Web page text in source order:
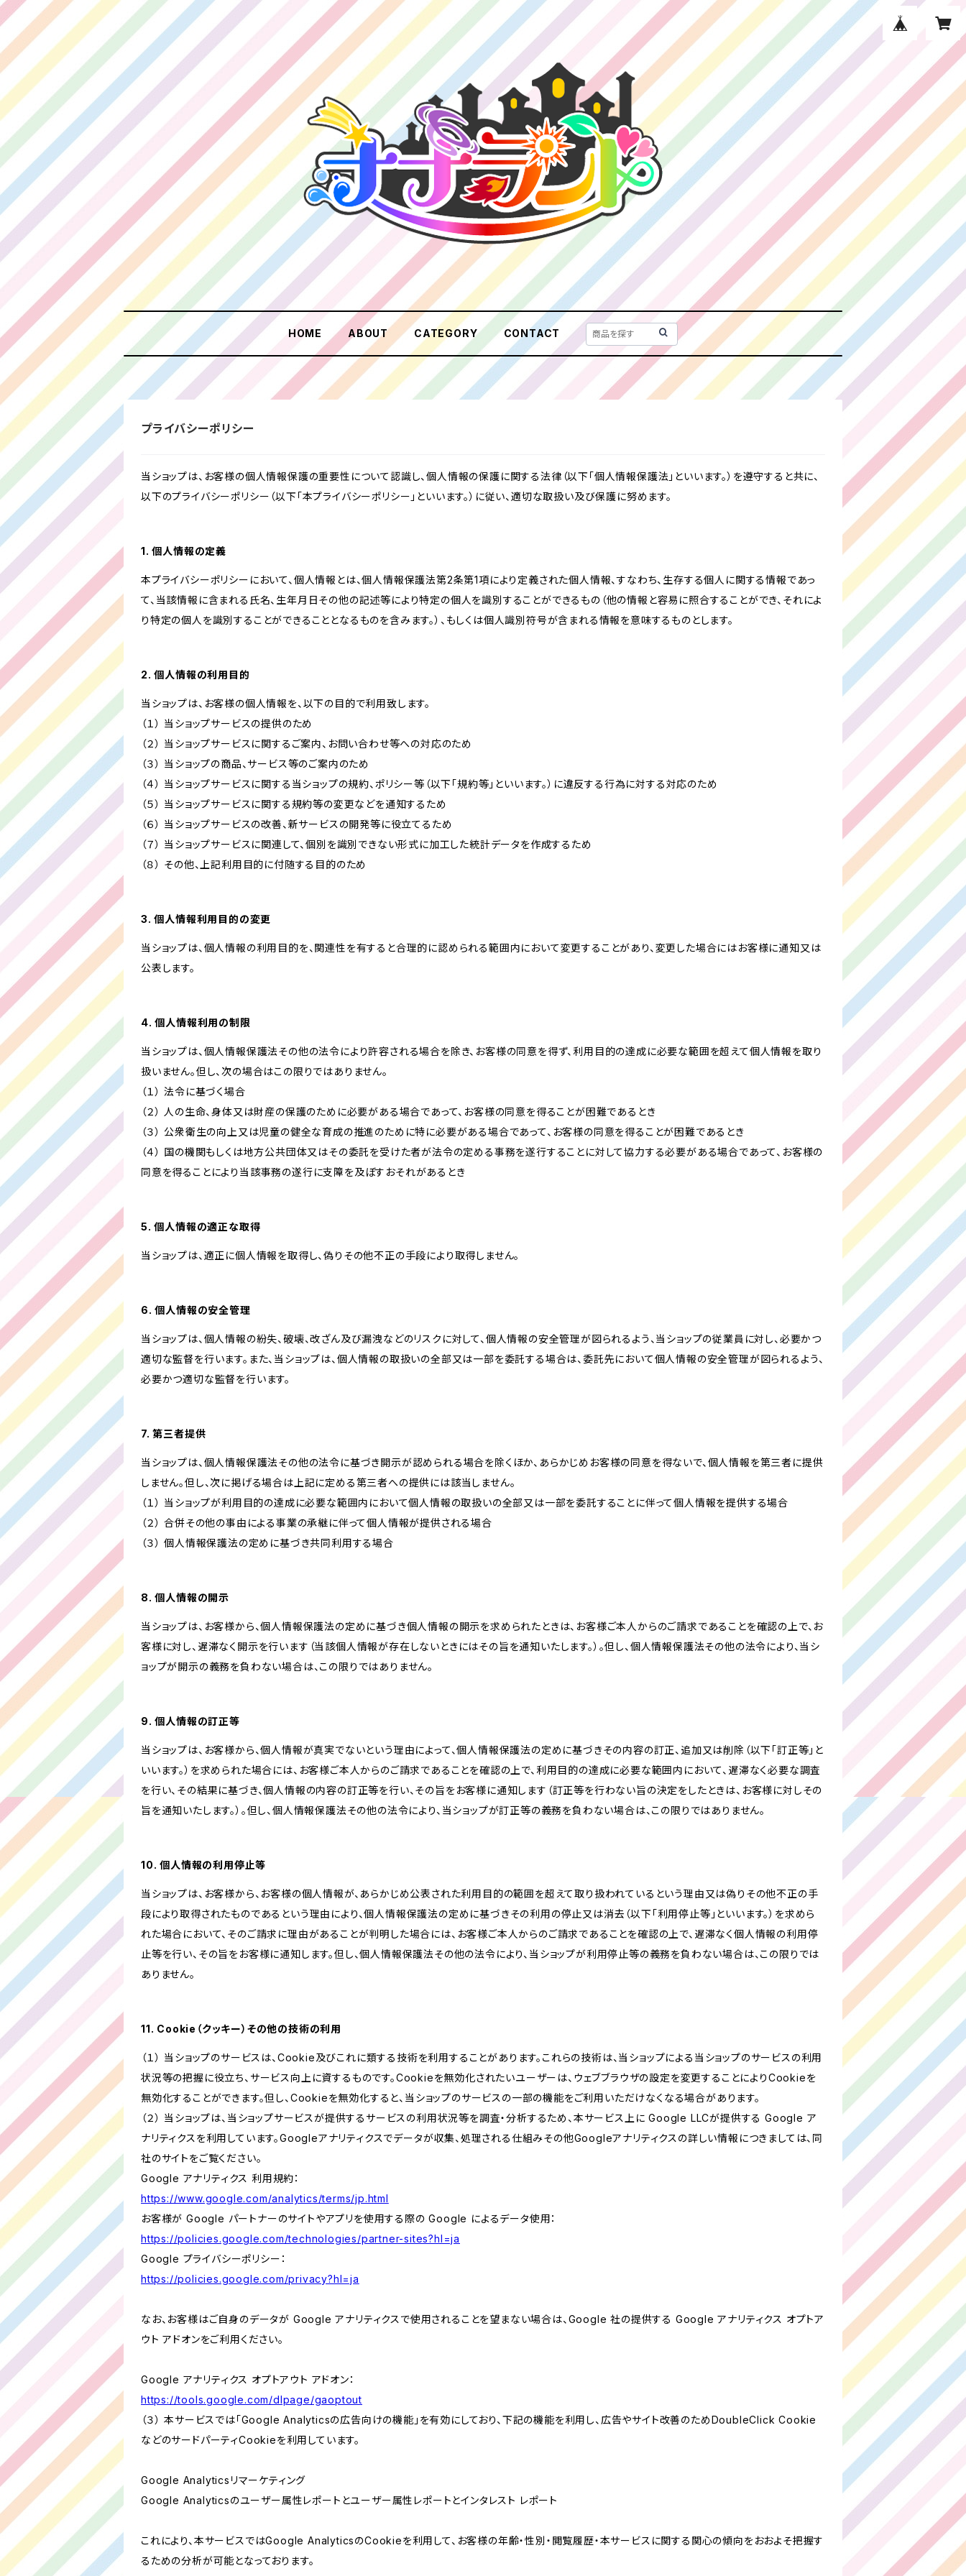
HOME ABOUT CATEGORY CONTACT
プライバシーポリシー
当ショップは、お客様の個人情報保護の重要性について認識し、個人情報の保護に関する法律（以下「個人情報保護法」といいます。）を遵守すると共に、
以下のプライバシーポリシー（以下「本プライバシーポリシー」といいます。）に従い、適切な取扱い及び保護に努めます。
1. 個人情報の定義
本プライバシーポリシーにおいて、個人情報とは、個人情報保護法第2条第1項により定義された個人情報、すなわち、生存する個人に関する情報であっ
て、当該情報に含まれる氏名、生年月日その他の記述等により特定の個人を識別することができるもの（他の情報と容易に照合することができ、それによ
り特定の個人を識別することができることとなるものを含みます。）、もしくは個人識別符号が含まれる情報を意味するものとします。
2. 個人情報の利用目的
当ショップは、お客様の個人情報を、以下の目的で利用致します。
（１） 当ショップサービスの提供のため
（２） 当ショップサービスに関するご案内、お問い合わせ等への対応のため
（３） 当ショップの商品、サービス等のご案内のため
（４） 当ショップサービスに関する当ショップの規約、ポリシー等（以下「規約等」といいます。）に違反する行為に対する対応のため
（５） 当ショップサービスに関する規約等の変更などを通知するため
（６） 当ショップサービスの改善、新サービスの開発等に役立てるため
（７） 当ショップサービスに関連して、個別を識別できない形式に加工した統計データを作成するため
（８） その他、上記利用目的に付随する目的のため
3. 個人情報利用目的の変更
当ショップは、個人情報の利用目的を、関連性を有すると合理的に認められる範囲内において変更することがあり、変更した場合にはお客様に通知又は
公表します。
4. 個人情報利用の制限
当ショップは、個人情報保護法その他の法令により許容される場合を除き、お客様の同意を得ず、利用目的の達成に必要な範囲を超えて個人情報を取り
扱いません。但し、次の場合はこの限りではありません。
（１） 法令に基づく場合
（２） 人の生命、身体又は財産の保護のために必要がある場合であって、お客様の同意を得ることが困難であるとき
（３） 公衆衛生の向上又は児童の健全な育成の推進のために特に必要がある場合であって、お客様の同意を得ることが困難であるとき
（４） 国の機関もしくは地方公共団体又はその委託を受けた者が法令の定める事務を遂行することに対して協力する必要がある場合であって、お客様の
同意を得ることにより当該事務の遂行に支障を及ぼすおそれがあるとき
5. 個人情報の適正な取得
当ショップは、適正に個人情報を取得し、偽りその他不正の手段により取得しません。
6. 個人情報の安全管理
当ショップは、個人情報の紛失、破壊、改ざん及び漏洩などのリスクに対して、個人情報の安全管理が図られるよう、当ショップの従業員に対し、必要かつ
適切な監督を行います。また、当ショップは、個人情報の取扱いの全部又は一部を委託する場合は、委託先において個人情報の安全管理が図られるよう、
必要かつ適切な監督を行います。
7. 第三者提供
当ショップは、個人情報保護法その他の法令に基づき開示が認められる場合を除くほか、あらかじめお客様の同意を得ないで、個人情報を第三者に提供
しません。但し、次に掲げる場合は上記に定める第三者への提供には該当しません。
（１） 当ショップが利用目的の達成に必要な範囲内において個人情報の取扱いの全部又は一部を委託することに伴って個人情報を提供する場合
（２） 合併その他の事由による事業の承継に伴って個人情報が提供される場合
（３） 個人情報保護法の定めに基づき共同利用する場合
8. 個人情報の開示
当ショップは、お客様から、個人情報保護法の定めに基づき個人情報の開示を求められたときは、お客様ご本人からのご請求であることを確認の上で、お
客様に対し、遅滞なく開示を行います（当該個人情報が存在しないときにはその旨を通知いたします。）。但し、個人情報保護法その他の法令により、当シ
ョップが開示の義務を負わない場合は、この限りではありません。
9. 個人情報の訂正等
当ショップは、お客様から、個人情報が真実でないという理由によって、個人情報保護法の定めに基づきその内容の訂正、追加又は削除（以下「訂正等」と
いいます。）を求められた場合には、お客様ご本人からのご請求であることを確認の上で、利用目的の達成に必要な範囲内において、遅滞なく必要な調査
を行い、その結果に基づき、個人情報の内容の訂正等を行い、その旨をお客様に通知します（訂正等を行わない旨の決定をしたときは、お客様に対しその
旨を通知いたします。）。但し、個人情報保護法その他の法令により、当ショップが訂正等の義務を負わない場合は、この限りではありません。
10. 個人情報の利用停止等
当ショップは、お客様から、お客様の個人情報が、あらかじめ公表された利用目的の範囲を超えて取り扱われているという理由又は偽りその他不正の手
段により取得されたものであるという理由により、個人情報保護法の定めに基づきその利用の停止又は消去（以下「利用停止等」といいます。）を求めら
れた場合において、そのご請求に理由があることが判明した場合には、お客様ご本人からのご請求であることを確認の上で、遅滞なく個人情報の利用停
止等を行い、その旨をお客様に通知します。但し、個人情報保護法その他の法令により、当ショップが利用停止等の義務を負わない場合は、この限りでは
ありません。
11. Cookie（クッキー）その他の技術の利用
（１） 当ショップのサービスは、Cookie及びこれに類する技術を利用することがあります。これらの技術は、当ショップによる当ショップのサービスの利用
状況等の把握に役立ち、サービス向上に資するものです。Cookieを無効化されたいユーザーは、ウェブブラウザの設定を変更することによりCookieを
無効化することができます。但し、Cookieを無効化すると、当ショップのサービスの一部の機能をご利用いただけなくなる場合があります。
（２） 当ショップは、当ショップサービスが提供するサービスの利用状況等を調査・分析するため、本サービス上に Google LLCが提供する Google ア
ナリティクスを利用しています。Googleアナリティクスでデータが収集、処理される仕組みその他Googleアナリティクスの詳しい情報につきましては、同
社のサイトをご覧ください。
Google アナリティクス 利用規約：
https://www.google.com/analytics/terms/jp.html
お客様が Google パートナーのサイトやアプリを使用する際の Google によるデータ使用：
https://policies.google.com/technologies/partner-sites?hl=ja
Google プライバシーポリシー：
https://policies.google.com/privacy?hl=ja
なお、お客様はご自身のデータが Google アナリティクスで使用されることを望まない場合は、Google 社の提供する Google アナリティクス オプトア
ウト アドオンをご利用ください。
Google アナリティクス オプトアウト アドオン：
https://tools.google.com/dlpage/gaoptout
（３） 本サービスでは「Google Analyticsの広告向けの機能」を有効にしており、下記の機能を利用し、広告やサイト改善のためDoubleClick Cookie
などのサードパーティCookieを利用しています。
Google Analyticsリマーケティング
Google Analyticsのユーザー属性レポートとユーザー属性レポートとインタレスト レポート
これにより、本サービスではGoogle AnalyticsのCookieを利用して、お客様の年齢・性別・閲覧履歴・本サービスに関する関心の傾向をおおよそ把握す
るための分析が可能となっております。